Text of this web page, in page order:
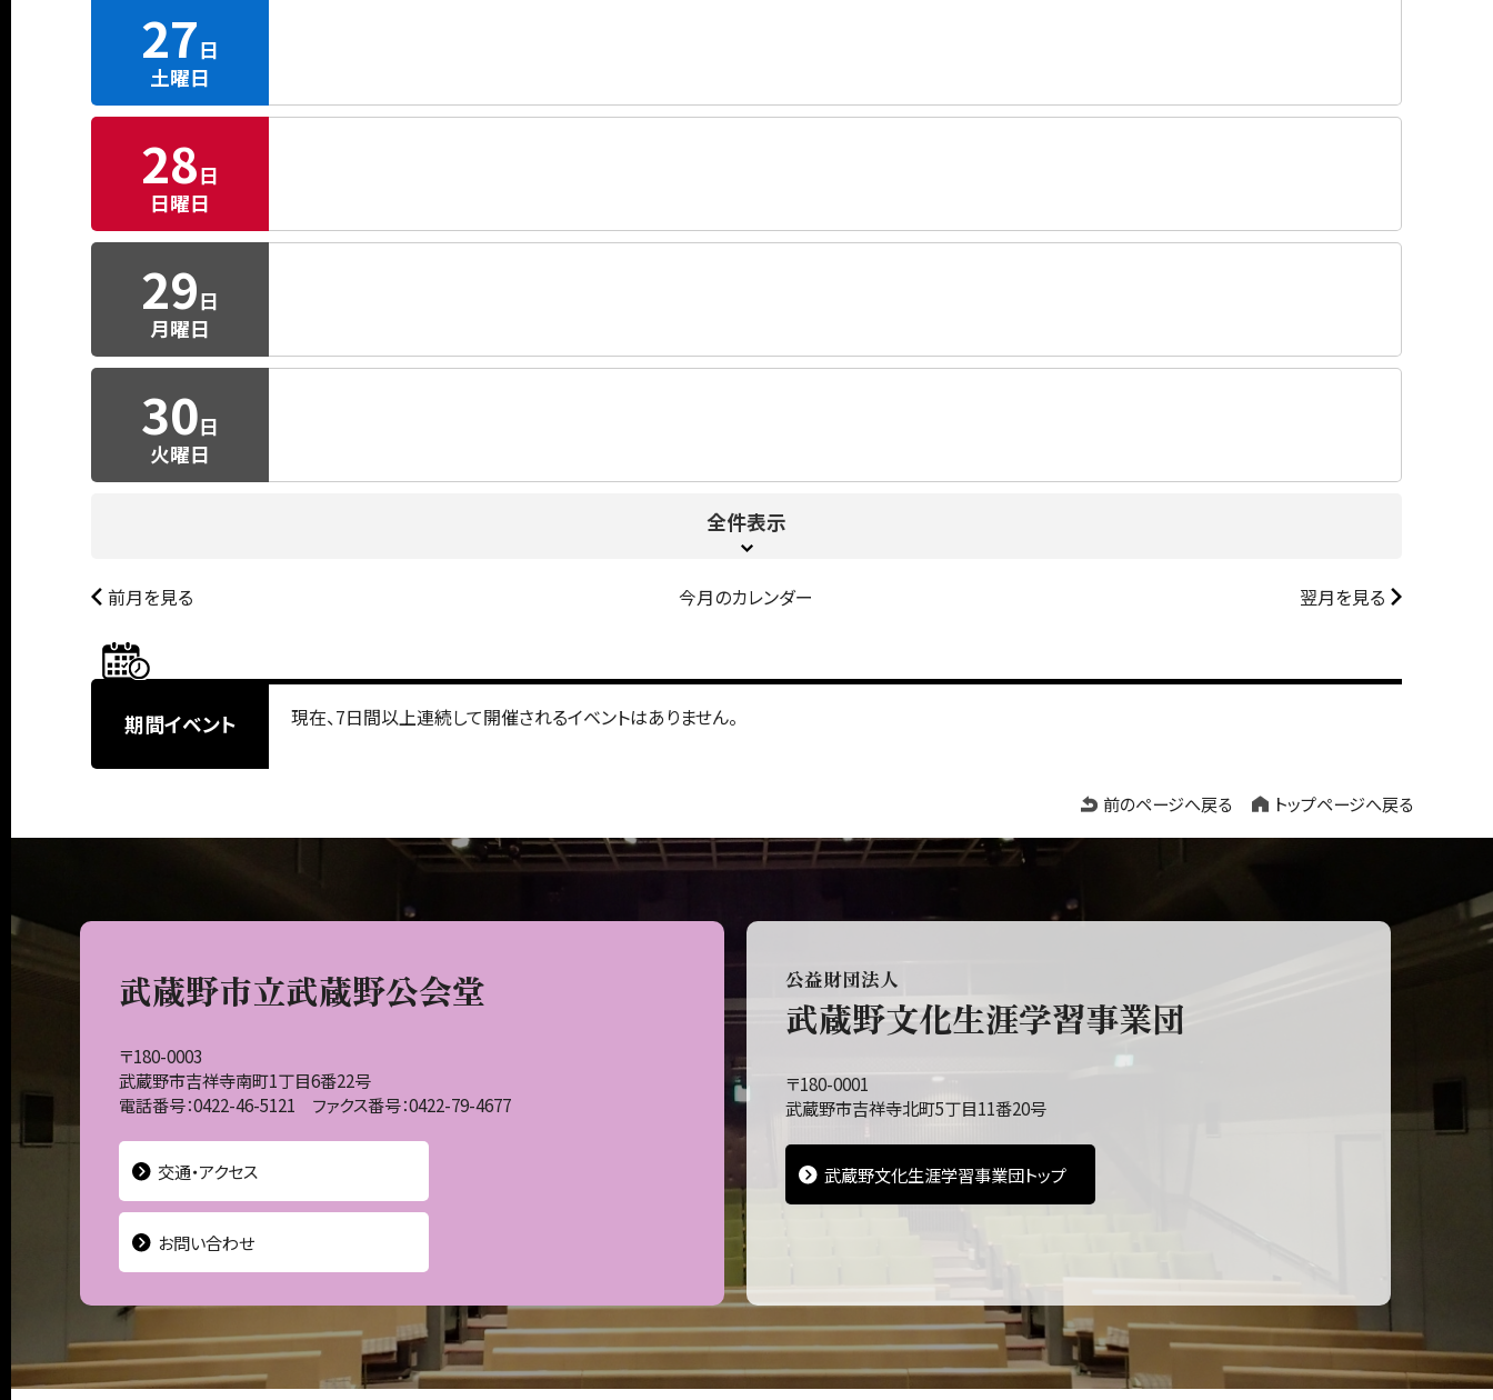
27日
土曜日
28日
日曜日
29日
月曜日
30日
火曜日
全件表示
前月を見る 今月のカレンダー 翌月を見る
期間イベント 現在、7日間以上連続して開催されるイベントはありません。
前のページへ戻る トップページへ戻る
武蔵野市立武蔵野公会堂
〒180-0003
武蔵野市吉祥寺南町1丁目6番22号
電話番号：0422-46-5121 ファクス番号：0422-79-4677
交通・アクセス
お問い合わせ
公益財団法人
武蔵野文化生涯学習事業団
〒180-0001
武蔵野市吉祥寺北町5丁目11番20号
武蔵野文化生涯学習事業団トップ